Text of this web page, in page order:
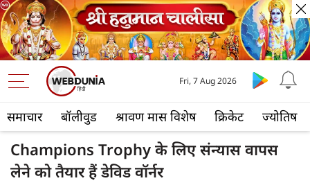
समाचार बॉलीवुड श्रावण मास विशेष क्रिकेट ज्योतिष
Fri, 7 Aug 2026
Champions Trophy के लिए संन्यास वापस
लेने को तैयार हैं डेविड वॉर्नर